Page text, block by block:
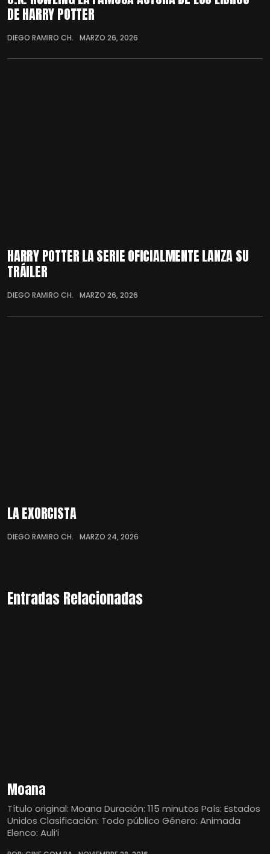
DE HARRY POTTER
DIEGO RAMIRO CH. MARZO 26, 2026
HARRY POTTER LA SERIE OFICIALMENTE LANZA SU
TRÁILER
DIEGO RAMIRO CH. MARZO 26, 2026
LA EXORCISTA
DIEGO RAMIRO CH. MARZO 24, 2026
Entradas Relacionadas
Moana
Título original: Moana Duración: 115 minutos País: Estados
Unidos Clasificación: Todo público Género: Animada
Elenco: Auli’i